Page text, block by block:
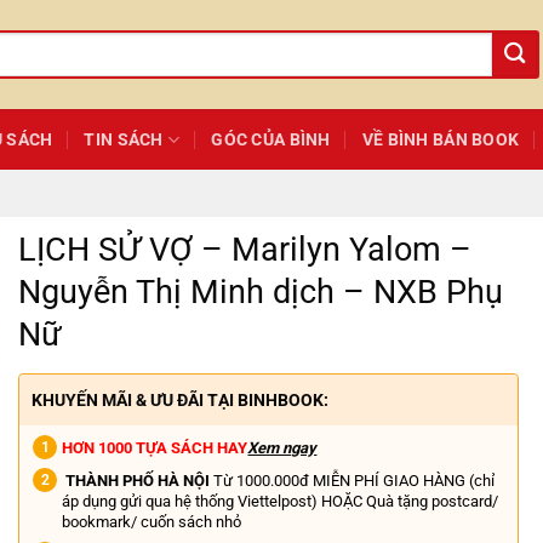
SÁCH TIN SÁCH GÓC CỦA BÌNH VỀ BÌNH BÁN BOOK
LỊCH SỬ VỢ – Marilyn Yalom –
Nguyễn Thị Minh dịch – NXB Phụ
Nữ
KHUYẾN MÃI & ƯU ĐÃI TẠI BINHBOOK:
HƠN 1000 TỰA SÁCH HAYXem ngay
THÀNH PHỐ HÀ NỘI Từ 1000.000đ MIỄN PHÍ GIAO HÀNG (chỉ
áp dụng gửi qua hệ thống Viettelpost) HOẶC Quà tặng postcard/
bookmark/ cuốn sách nhỏ